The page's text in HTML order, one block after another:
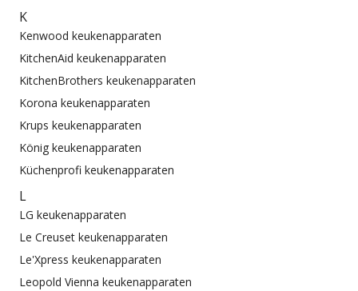
K
Kenwood keukenapparaten
KitchenAid keukenapparaten
KitchenBrothers keukenapparaten
Korona keukenapparaten
Krups keukenapparaten
König keukenapparaten
Küchenprofi keukenapparaten
L
LG keukenapparaten
Le Creuset keukenapparaten
Le'Xpress keukenapparaten
Leopold Vienna keukenapparaten